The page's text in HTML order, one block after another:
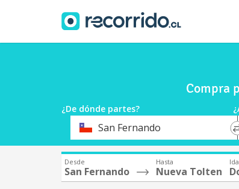
Compra
¿De dónde partes?
OrigenSan Fernando
Desde
San Fernando
Hasta
Nueva Tolten
Ida